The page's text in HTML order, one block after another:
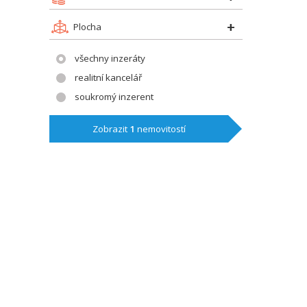
Plocha
všechny inzeráty
realitní kancelář
soukromý inzerent
Zobrazit 1 nemovitostí